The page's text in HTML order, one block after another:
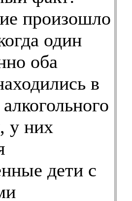
произошло
один
оба
в
у них
дети с